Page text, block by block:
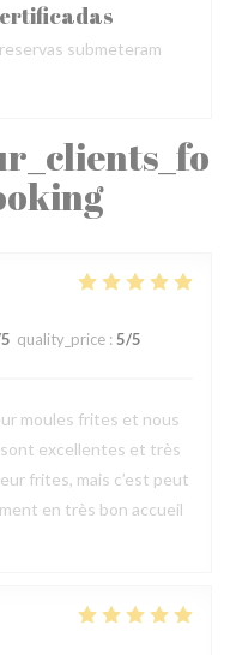
quality_price : 5/5
moules frites et nous
sont excellentes et très
frites, mais c’est peut
en très bon accueil
submeteram